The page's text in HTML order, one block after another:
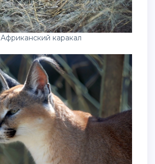
Африканский каракал